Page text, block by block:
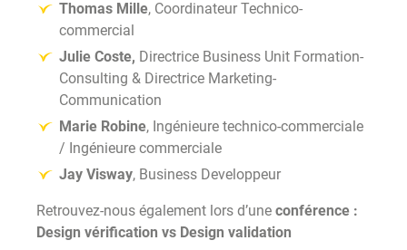
Thomas Mille, Coordinateur Technico-
commercial
Julie Coste, Directrice Business Unit Formation-
Consulting & Directrice Marketing-
Communication
Marie Robine, Ingénieure technico-commerciale
/ Ingénieure commerciale
Jay Visway, Business Developpeur
Retrouvez-nous également lors d’une conférence :
Design vérification vs Design validation